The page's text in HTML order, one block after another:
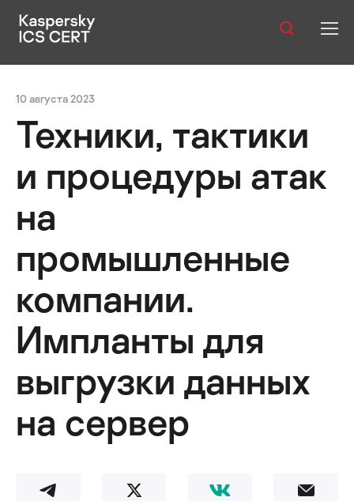
Услуги
Уязвимости
Статистика
Русский
10 августа 2023
Техники, тактики
и процедуры атак
на
промышленные
компании.
Импланты для
выгрузки данных
на сервер